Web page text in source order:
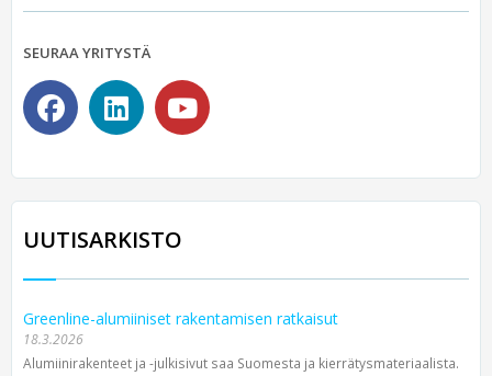
SEURAA YRITYSTÄ
UUTISARKISTO
Greenline-alumiiniset rakentamisen ratkaisut
18.3.2026
Alumiinirakenteet ja -julkisivut saa Suomesta ja kierrätysmateriaalista.